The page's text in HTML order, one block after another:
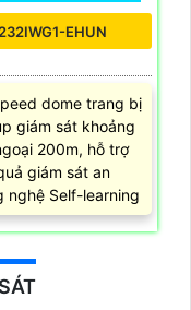
EHUN
dome trang bị
giám sát khoảng
200m, hỗ trợ
giám sát an
nghệ Self-learning